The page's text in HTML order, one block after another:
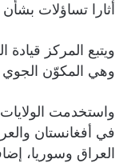
أثارا تساؤلات
ويتبع المركز قيادة
وهي المكوّن الجوي
واستخدمت الولايات
في أفغانستان
العراق وسوريا،